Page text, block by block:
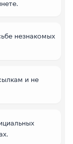
незнакомых
и не